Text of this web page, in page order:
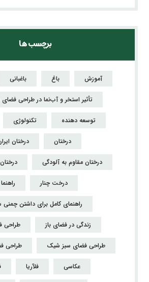
برچسب ها
آموزش باغ باغبانی
تأثیر استخر و آب‌نما در طراحی
توسعه دهنده تکنولوژی
درختان درختان
درختان مقاوم به آلودگی
درخت چنار راهنما
راهنمای کامل برای داشتن چمنی
زندگی در فضای باز طراحی
طراحی فضای سبز شیک طراحی
عکاسی فلآریا